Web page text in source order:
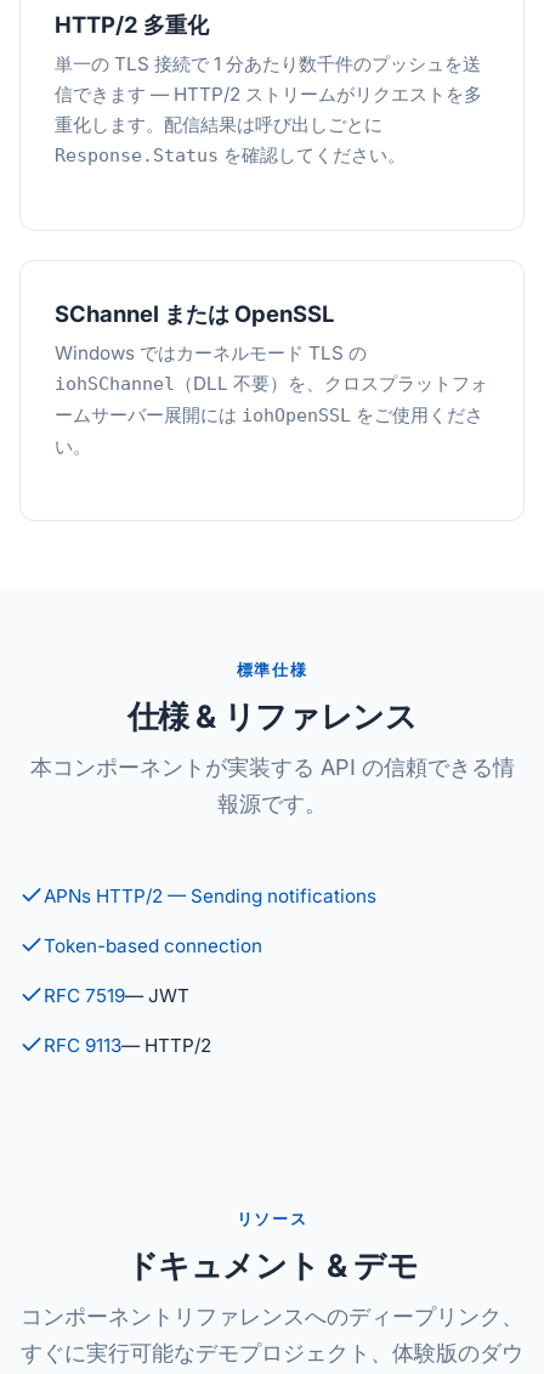
HTTP/2 多重化
単一の TLS 接続で 1 分あたり数千件のプッシュを送
信できます — HTTP/2 ストリームがリクエストを多
重化します。配信結果は呼び出しごとに
Response.Status を確認してください。
SChannel または OpenSSL
Windows ではカーネルモード TLS の
iohSChannel （DLL 不要）を、クロスプラットフォ
ームサーバー展開には iohOpenSSL をご使用くださ
い。
標準仕様
仕様 & リファレンス
本コンポーネントが実装する API の信頼できる情
報源です。
APNs HTTP/2 — Sending notifications
Token-based connection
RFC 7519— JWT
RFC 9113— HTTP/2
リソース
ドキュメント & デモ
コンポーネントリファレンスへのディープリンク、
すぐに実行可能なデモプロジェクト、体験版のダウ